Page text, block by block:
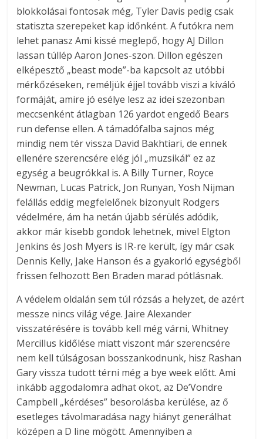
blokkolásai fontosak még, Tyler Davis pedig csak
statiszta szerepeket kap időnként. A futókra nem
lehet panasz Ami kissé meglepő, hogy AJ Dillon
lassan túllép Aaron Jones-szon. Dillon egészen
elképesztő „beast mode”-ba kapcsolt az utóbbi
mérkőzéseken, reméljük éjjel tovább viszi a kiváló
formáját, amire jó esélye lesz az idei szezonban
meccsenként átlagban 126 yardot engedő Bears
run defense ellen. A támadófalba sajnos még
mindig nem tér vissza David Bakhtiari, de ennek
ellenére szerencsére elég jól „muzsikál” ez az
egység a beugrókkal is. A Billy Turner, Royce
Newman, Lucas Patrick, Jon Runyan, Yosh Nijman
felállás eddig megfelelőnek bizonyult Rodgers
védelmére, ám ha netán újabb sérülés adódik,
akkor már kisebb gondok lehetnek, mivel Elgton
Jenkins és Josh Myers is IR-re került, így már csak
Dennis Kelly, Jake Hanson és a gyakorló egységből
frissen felhozott Ben Braden marad pótlásnak.
A védelem oldalán sem túl rózsás a helyzet, de azért
messze nincs világ vége. Jaire Alexander
visszatérésére is tovább kell még várni, Whitney
Mercillus kidőlése miatt viszont már szerencsére
nem kell túlságosan bosszankodnunk, hisz Rashan
Gary vissza tudott térni még a bye week előtt. Ami
inkább aggodalomra adhat okot, az De’Vondre
Campbell „kérdéses” besorolásba kerülése, az ő
esetleges távolmaradása nagy hiányt generálhat
középen a D line mögött. Amennyiben a